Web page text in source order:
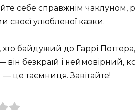
себе справжнім чаклуном,
своєї улюбленої казки.
байдужий до Гаррі
— він безкраїй і
це таємниця. Завітайте!